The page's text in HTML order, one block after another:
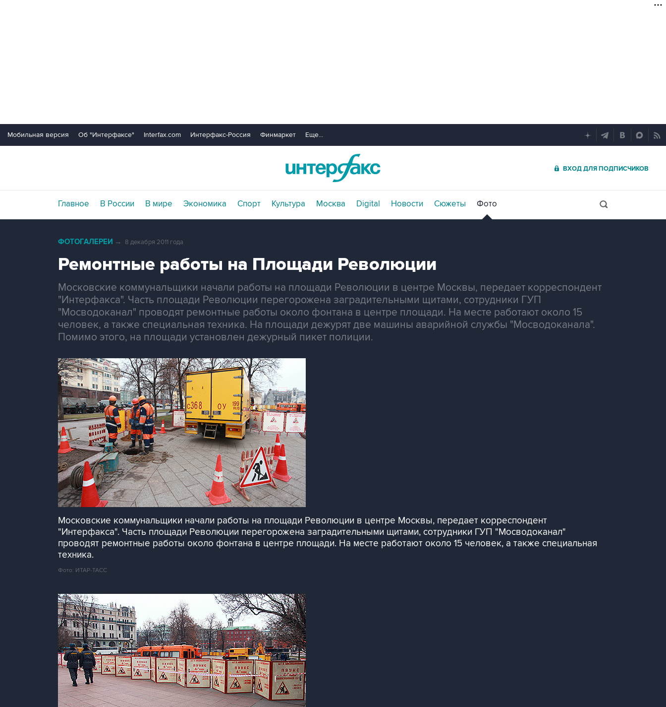
Мобильная версия Об "Интерфаксе" Interfax.com Интерфакс-Россия Финмаркет Еще...
ВХОД ДЛЯ ПОДПИСЧИКОВ
Главное В России В мире Экономика Спорт Культура Москва Digital Новости Сюжеты Фото
ФОТОГАЛЕРЕИ → 8 декабря 2011 года
Ремонтные работы на Площади Революции
Московские коммунальщики начали работы на площади Революции в центре Москвы, передает корреспондент
"Интерфакса". Часть площади Революции перегорожена заградительными щитами, сотрудники ГУП
"Мосводоканал" проводят ремонтные работы около фонтана в центре площади. На месте работают около 15
человек, а также специальная техника. На площади дежурят две машины аварийной службы "Мосводоканала".
Помимо этого, на площади установлен дежурный пикет полиции.
Московские коммунальщики начали работы на площади Революции в центре Москвы, передает корреспондент
"Интерфакса". Часть площади Революции перегорожена заградительными щитами, сотрудники ГУП "Мосводоканал"
проводят ремонтные работы около фонтана в центре площади. На месте работают около 15 человек, а также специальная
техника.
Фото: ИТАР-ТАСС